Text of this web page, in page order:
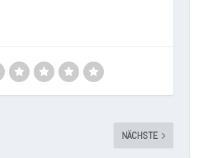
NÄCHSTE